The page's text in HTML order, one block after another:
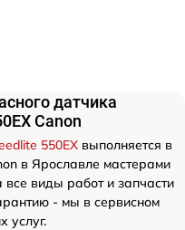
датчика
Canon
550EX выполняется в
в Ярославле мастерами
виды работ и запчасти
- мы в сервисном
услуг.